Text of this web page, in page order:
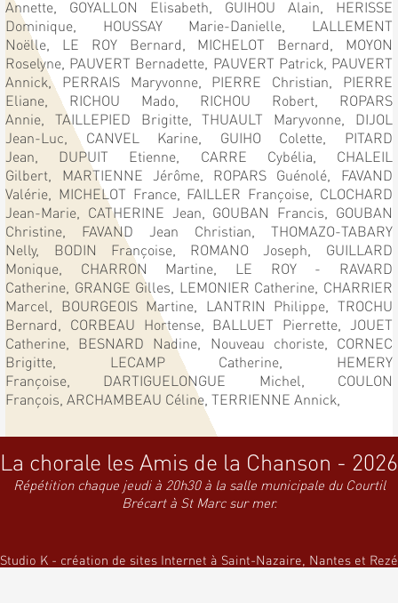
Annette, GOYALLON Elisabeth, GUIHOU Alain, HERISSE
Dominique, HOUSSAY Marie-Danielle, LALLEMENT
Noëlle, LE ROY Bernard, MICHELOT Bernard, MOYON
Roselyne, PAUVERT Bernadette, PAUVERT Patrick, PAUVERT
Annick, PERRAIS Maryvonne, PIERRE Christian, PIERRE
Eliane, RICHOU Mado, RICHOU Robert, ROPARS
Annie,TAILLEPIED Brigitte,THUAULT Maryvonne, DIJOL
Jean-Luc, CANVEL Karine, GUIHO Colette, PITARD
Jean, DUPUIT Etienne, CARRE Cybélia, CHALEIL
Gilbert, MARTIENNE Jérôme, ROPARS Guénolé, FAVAND
Valérie, MICHELOT France, FAILLER Françoise, CLOCHARD
Jean-Marie, CATHERINE Jean, GOUBAN Francis, GOUBAN
Christine, FAVAND Jean Christian, THOMAZO-TABARY
Nelly, BODIN Françoise, ROMANO Joseph, GUILLARD
Monique, CHARRON Martine, LE ROY - RAVARD
Catherine, GRANGE Gilles, LEMONIER Catherine, CHARRIER
Marcel, BOURGEOIS Martine, LANTRIN Philippe, TROCHU
Bernard, CORBEAU Hortense, BALLUET Pierrette, JOUET
Catherine, BESNARD Nadine, Nouveau choriste, CORNEC
Brigitte, LECAMP Catherine, HEMERY
Françoise, DARTIGUELONGUE Michel, COULON
François,ARCHAMBEAU Céline,TERRIENNE Annick,
La chorale les Amis de la Chanson - 2026
Répétition chaque jeudi à 20h30 à la salle municipale du Courtil
Brécart à St Marc sur mer.
Studio K - création de sites Internet à Saint-Nazaire, Nantes et Rezé